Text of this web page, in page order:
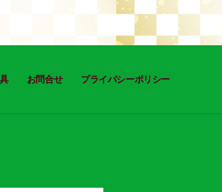
お問合せ プライバシーポリシー